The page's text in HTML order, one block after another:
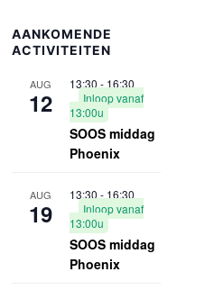
AANKOMENDE
ACTIVITEITEN
AUG
12
13:30 - 16:30
Inloop vanaf
13:00u
SOOS middag
Phoenix
AUG
19
13:30 - 16:30
Inloop vanaf
13:00u
SOOS middag
Phoenix